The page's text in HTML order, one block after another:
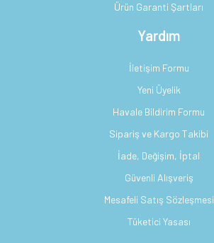
Ürün Garanti Şartları
Yardım
İletişim Formu
Yeni Üyelik
Havale Bildirim Formu
Sipariş ve Kargo Takibi
İade, Değişim, İptal
Güvenli Alışveriş
Mesafeli Satış Sözleşmesi
Tüketici Yasası